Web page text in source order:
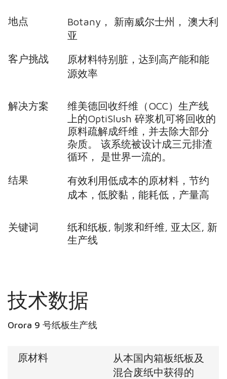
地点 Botany， 新南威尔士州，
澳大利
亚
客户挑战
原材料特别脏，达到高产能和能
源效率
解决方案
维美德回收纤维（OCC）生产线
上的OptiSlush 碎浆机可将回收的
原料疏解成纤维，并去除大部分
杂质。 该系统被设计成三元排渣
循环， 是世界一流的。
结果
有效利用低成本的原材料，节约
成本，低胶黏，能耗低，产量高
关键词
纸和纸板, 制浆和纤维, 亚太区, 新
生产线
技术数据
Orora 9 号纸板生产线
原材料
从本国内箱板纸板及
混合废纸中获得的